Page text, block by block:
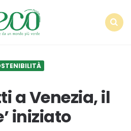
a Venezia, il
iniziato